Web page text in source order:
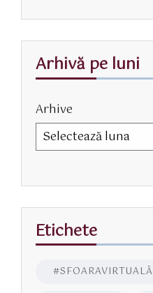
Arhivă pe luni
Arhive
Etichete
#SFOARAVIRTUALĂ